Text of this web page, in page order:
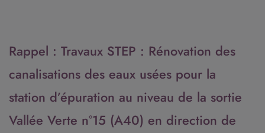
Rappel : Travaux STEP : Rénovation des
canalisations des eaux usées pour la
station d’épuration au niveau de la sortie
Vallée Verte n°15 (A40) en direction de